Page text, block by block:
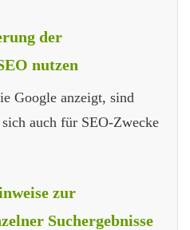
der
nutzen
Google anzeigt, sind
auch für SEO-Zwecke
zur
Suchergebnisse